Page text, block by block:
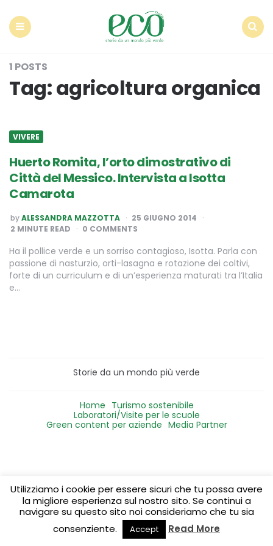
1 POSTS
Tag:agricoltura organica
VIVERE
Huerto Romita, l’orto dimostrativo di
Città del Messico. Intervista a Isotta
Camarota
POSTED
BY
byALESSANDRA MAZZOTTA
25 GIUGNO 2014
2 MINUTE READ 0 COMMENTS
Ha il pollice verde e un sorriso contagioso, Isotta. Parla con
passione di nasturzio, orti-lasagna e rotazione dei coltivi,
forte di un curriculum e di un’esperienza maturati tra l’Italia
e…
Storie da un mondo più verde
Home Turismo sostenibile
Laboratori/Visite per le scuole
Green content per aziende Media Partner
Utilizziamo i cookie per essere sicuri che tu possa avere
la migliore esperienza sul nostro sito. Se continui a
navigare su questo sito noi consideriamo che tu sia
consenziente.
Accept Read More